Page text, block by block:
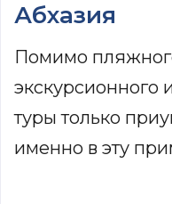
Абхазия
Помимо
экскурсионного
туры только
именно в эту